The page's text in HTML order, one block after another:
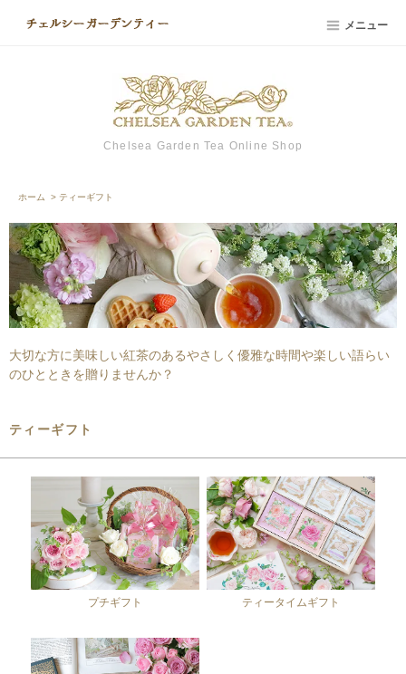
メニュー
Chelsea Garden Tea Online Shop
ホーム > ティーギフト
大切な方に美味しい紅茶のあるやさしく優雅な時間や楽しい語らい
のひとときを贈りませんか？
ティーギフト
プチギフト ティータイムギフト